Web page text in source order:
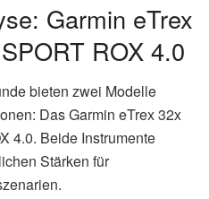
Garmin eTrex
ROX 4.0
bieten zwei Modelle
Das Garmin eTrex 32x
4.0. Beide Instrumente
Stärken für